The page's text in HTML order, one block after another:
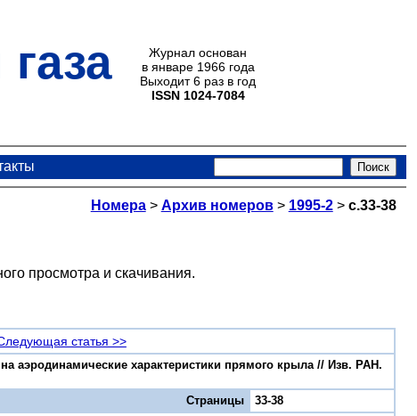
Журнал основан
в январе 1966 года
Выходит 6 раз в год
ISSN 1024-7084
Номера> Архив номеров> 1995-2> с.33-38
просмотра и скачивания.
статья >>
характеристики прямого крыла // Изв. РАН.
Страницы
33-38